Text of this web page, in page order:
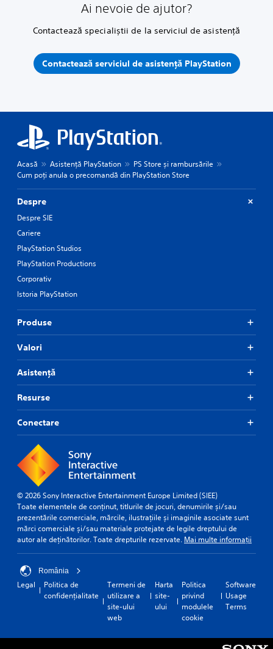
Ai nevoie de ajutor?
Contactează specialiștii de la serviciul de asistență
Contactează serviciul de asistență PlayStation
Acasă Asistență PlayStation
PS Store și rambursările
Cum poți anula o precomandă din PlayStation Store
Despre
Despre SIE
Cariere
PlayStation Studios
PlayStation Productions
Corporativ
Istoria PlayStation
Produse
Valori
Asistență
Resurse
Conectare
© 2026 Sony Interactive Entertainment Europe Limited (SIEE)
Toate elementele de conținut, titlurile de jocuri, denumirile și/sau
prezentările comerciale, mărcile, ilustrațiile și imaginile asociate sunt
mărci comerciale și/sau materiale protejate de legile dreptului de
autor ale deținătorilor. Toate drepturile rezervate. Mai multe informații
România
Legal
Politica de
confidențialitate
Termeni de
utilizare a
site-ului
web
Harta
site-
ului
Politica
privind
modulele
cookie
Software
Usage
Terms